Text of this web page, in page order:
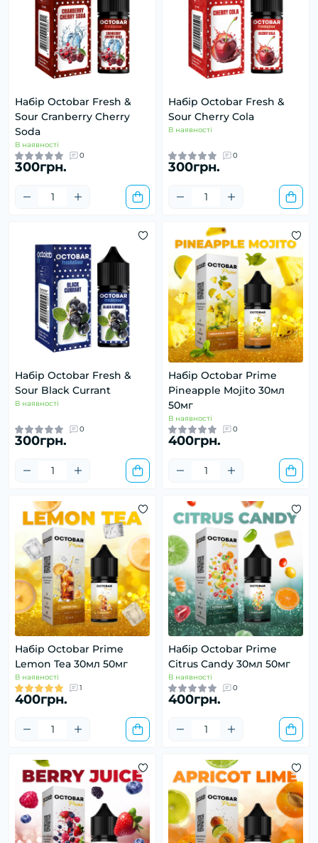
Набір Octobar Fresh &
Sour Cranberry Cherry
Soda
В наявності
0
300грн.
Набір Octobar Fresh &
Sour Cherry Cola
В наявності
0
300грн.
Набір Octobar Fresh &
Sour Black Currant
В наявності
0
300грн.
Набір Octobar Prime
Pineapple Mojito 30мл
50мг
В наявності
0
400грн.
Набір Octobar Prime
Lemon Tea 30мл 50мг
В наявності
1
400грн.
Набір Octobar Prime
Citrus Candy 30мл 50мг
В наявності
0
400грн.